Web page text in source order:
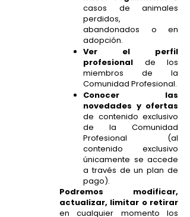
casos de animales
perdidos,
abandonados o en
adopción.
Ver el perfil
profesional de los
miembros de la
Comunidad Profesional.
Conocer las
novedades y ofertas
de contenido exclusivo
de la Comunidad
Profesional (al
contenido exclusivo
únicamente se accede
a través de un plan de
pago).
Podremos modificar,
actualizar, limitar o retirar
en cualquier momento los